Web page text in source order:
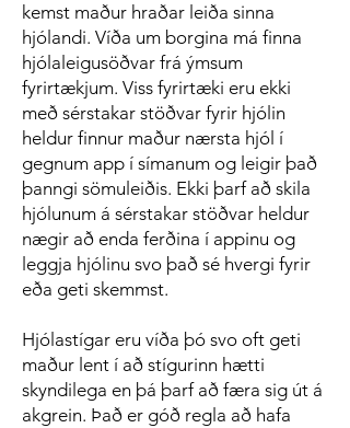
kemst maður hraðar leiða sinna
hjólandi. Víða um borgina má finna
hjólaleigusöðvar frá ýmsum
fyrirtækjum. Viss fyrirtæki eru ekki
með sérstakar stöðvar fyrir hjólin
heldur finnur maður nærsta hjól í
gegnum app í símanum og leigir það
þanngi sömuleiðis. Ekki þarf að skila
hjólunum á sérstakar stöðvar heldur
nægir að enda ferðina í appinu og
leggja hjólinu svo það sé hvergi fyrir
eða geti skemmst.
Hjólastígar eru víða þó svo oft geti
maður lent í að stígurinn hætti
skyndilega en þá þarf að færa sig út á
akgrein. Það er góð regla að hafa